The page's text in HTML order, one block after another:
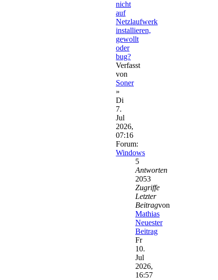
nicht
auf
Netzlaufwerk
installieren,
gewollt
oder
bug?
Verfasst
von
Soner
»
Di
7.
Jul
2026,
07:16
Forum:
Windows
5
Antworten
2053
Zugriffe
Letzter
Beitragvon
Mathias
Neuester
Beitrag
Fr
10.
Jul
2026,
16:57